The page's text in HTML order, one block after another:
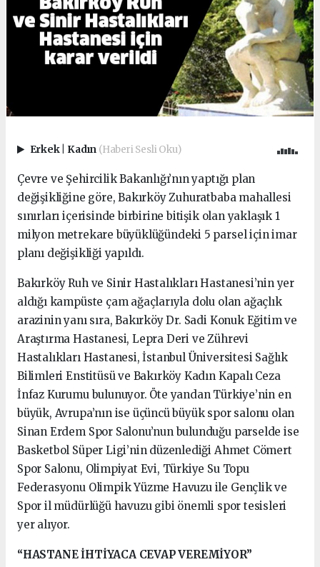
Erkek Kadın (Haberi Sesli Oku)
Çevre ve Şehircilik Bakanlığı’nın yaptığı plan
değişikliğine göre, Bakırköy Zuhuratbaba mahallesi
sınırları içerisinde birbirine bitişik olan yaklaşık 1
milyon metrekare büyüklüğündeki 5 parsel için imar
planı değişikliği yapıldı.
Bakırköy Ruh ve Sinir Hastalıkları Hastanesi’nin yer
aldığı kampüste çam ağaçlarıyla dolu olan ağaçlık
arazinin yanı sıra, Bakırköy Dr. Sadi Konuk Eğitim ve
Araştırma Hastanesi, Lepra Deri ve Zührevi
Hastalıkları Hastanesi, İstanbul Üniversitesi Sağlık
Bilimleri Enstitüsü ve Bakırköy Kadın Kapalı Ceza
İnfaz Kurumu bulunuyor. Öte yandan Türkiye’nin en
büyük, Avrupa’nın ise üçüncü büyük spor salonu olan
Sinan Erdem Spor Salonu’nun bulunduğu parselde ise
Basketbol Süper Ligi’nin düzenlediği Ahmet Cömert
Spor Salonu, Olimpiyat Evi, Türkiye Su Topu
Federasyonu Olimpik Yüzme Havuzu ile Gençlik ve
Spor il müdürlüğü havuzu gibi önemli spor tesisleri
yer alıyor.
“HASTANE İHTİYACA CEVAP VEREMİYOR”